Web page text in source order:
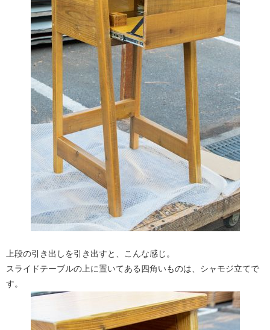
上段の引き出しを引き出すと、こんな感じ。
スライドテーブルの上に置いてある四角いものは、シャモジ立てで
す。